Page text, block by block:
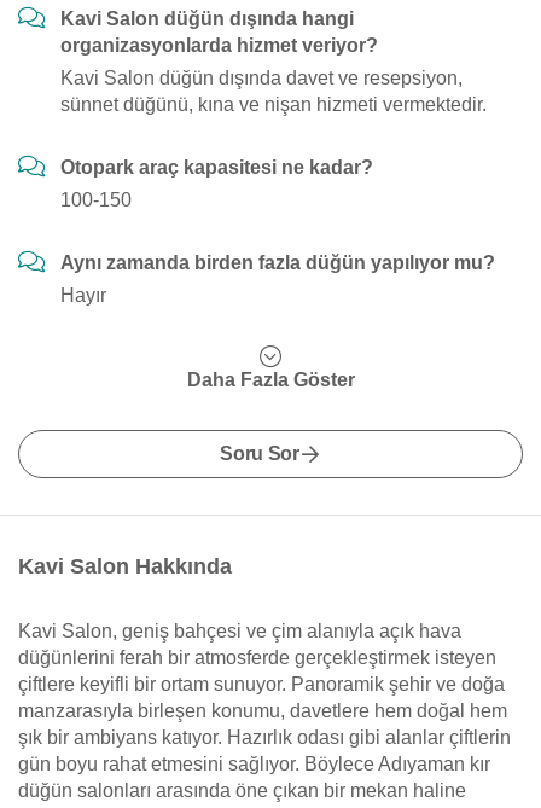
Kavi Salon düğün dışında hangi
organizasyonlarda hizmet veriyor?
Kavi Salon düğün dışında davet ve resepsiyon,
sünnet düğünü, kına ve nişan hizmeti vermektedir.
Otopark araç kapasitesi ne kadar?
100-150
Aynı zamanda birden fazla düğün yapılıyor mu?
Hayır
Daha Fazla Göster
Soru Sor
Kavi Salon Hakkında
Kavi Salon, geniş bahçesi ve çim alanıyla açık hava
düğünlerini ferah bir atmosferde gerçekleştirmek isteyen
çiftlere keyifli bir ortam sunuyor. Panoramik şehir ve doğa
manzarasıyla birleşen konumu, davetlere hem doğal hem
şık bir ambiyans katıyor. Hazırlık odası gibi alanlar çiftlerin
gün boyu rahat etmesini sağlıyor. Böylece Adıyaman kır
düğün salonları arasında öne çıkan bir mekan haline